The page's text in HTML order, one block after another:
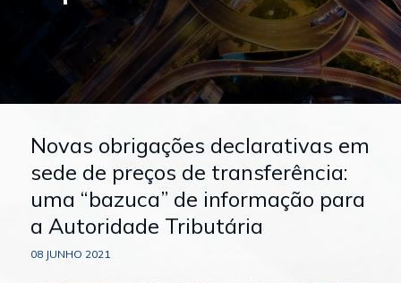
Novas obrigações declarativas em
sede de preços de transferência:
uma “bazuca” de informação para
a Autoridade Tributária
08 JUNHO 2021